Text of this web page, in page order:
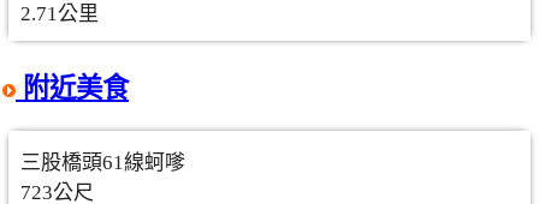
2.71公里
附近美食
三股橋頭61線蚵嗲
723公尺